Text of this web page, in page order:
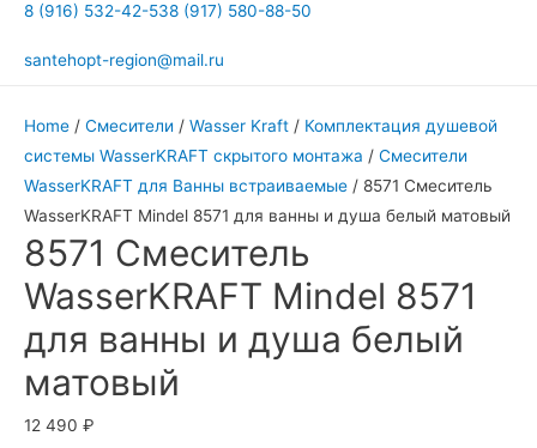
8 (916) 532-42-538 (917) 580-88-50
santehopt-region@mail.ru
Home / Смесители / Wasser Kraft / Комплектация душевой
системы WasserKRAFT скрытого монтажа / Смесители
WasserKRAFT для Ванны встраиваемые / 8571 Смеситель
WasserKRAFT Mindel 8571 для ванны и душа белый матовый
8571 Смеситель
WasserKRAFT Mindel 8571
для ванны и душа белый
матовый
12 490 ₽